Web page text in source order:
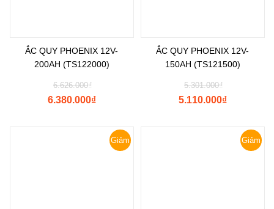
ẮC QUY PHOENIX 12V-
200AH (TS122000)
₫
6.626.000
₫
6.380.000
ẮC QUY PHOENIX 12V-
150AH (TS121500)
₫
5.301.000
₫
5.110.000
Giảm Giảm